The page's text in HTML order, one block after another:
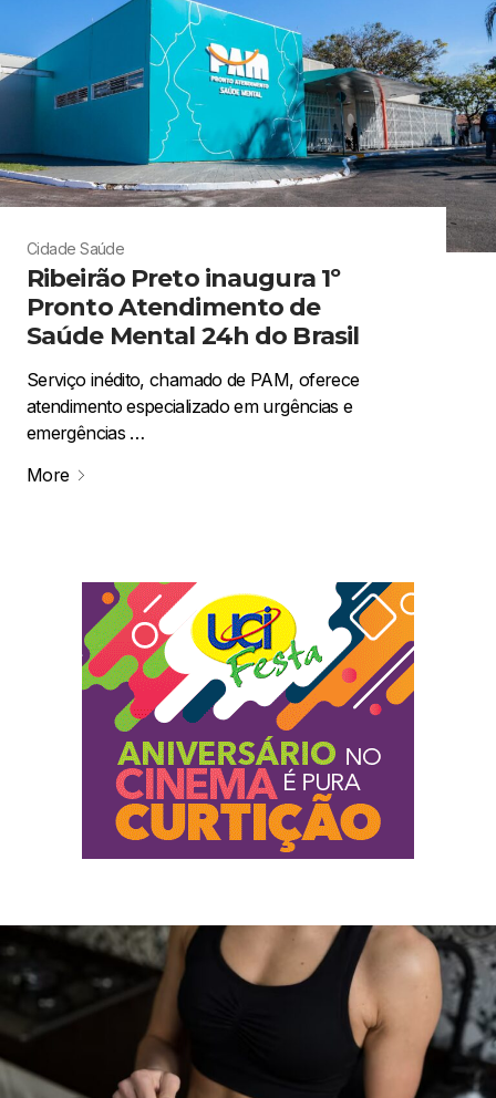
Cidade Saúde
Ribeirão Preto inaugura 1º
Pronto Atendimento de
Saúde Mental 24h do Brasil
Serviço inédito, chamado de PAM, oferece
atendimento especializado em urgências e
emergências …
More